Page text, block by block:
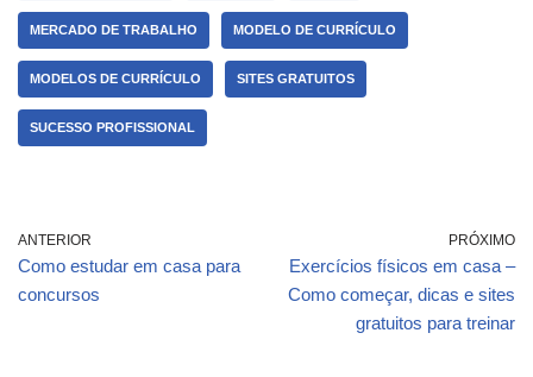
MERCADO DE TRABALHO MODELO DE CURRÍCULO
MODELOS DE CURRÍCULO SITES GRATUITOS
SUCESSO PROFISSIONAL
ANTERIOR
Como estudar em casa para
concursos
PRÓXIMO
Exercícios físicos em casa –
Como começar, dicas e sites
gratuitos para treinar